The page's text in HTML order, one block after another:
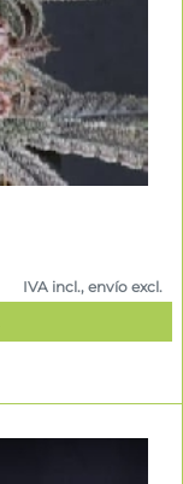
IVA incl., envío excl.